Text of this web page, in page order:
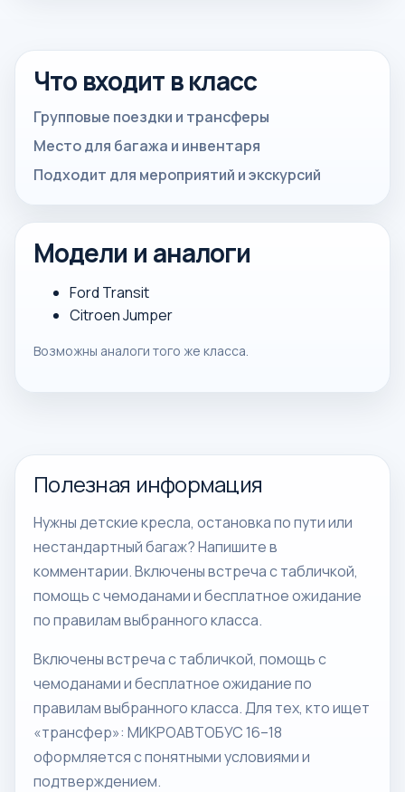
Что входит в класс
Групповые поездки и трансферы
Место для багажа и инвентаря
Подходит для мероприятий и экскурсий
Модели и аналоги
Ford Transit
Citroen Jumper
Возможны аналоги того же класса.
Полезная информация
Нужны детские кресла, остановка по пути или
нестандартный багаж? Напишите в
комментарии. Включены встреча с табличкой,
помощь с чемоданами и бесплатное ожидание
по правилам выбранного класса.
Включены встреча с табличкой, помощь с
чемоданами и бесплатное ожидание по
правилам выбранного класса. Для тех, кто ищет
«трансфер»: МИКРОАВТОБУС 16–18
оформляется с понятными условиями и
подтверждением.